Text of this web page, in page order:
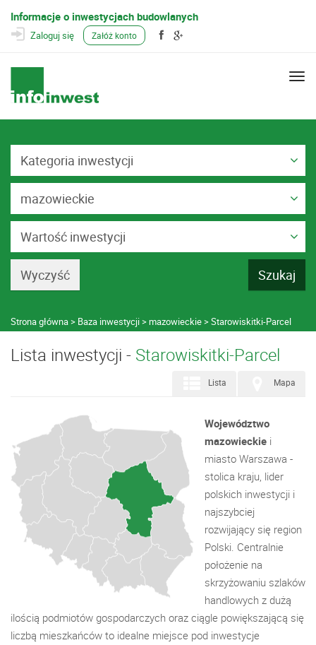
Informacje o inwestycjach budowlanych
Zaloguj się Załóż konto
Kategoria inwestycji
mazowieckie
Wartość inwestycji
Strona główna Baza inwestycji mazowieckie Starowiskitki-Parcel
Lista inwestycji - Starowiskitki-Parcel
Mapa
Lista
Województwo
mazowieckie i
miasto Warszawa -
stolica kraju, lider
polskich inwestycji i
najszybciej
rozwijający się region
Polski. Centralnie
położenie na
skrzyżowaniu szlaków
handlowych z dużą
ilością podmiotów gospodarczych oraz ciągle powiększającą się
liczbą mieszkańców to idealne miejsce pod inwestycje